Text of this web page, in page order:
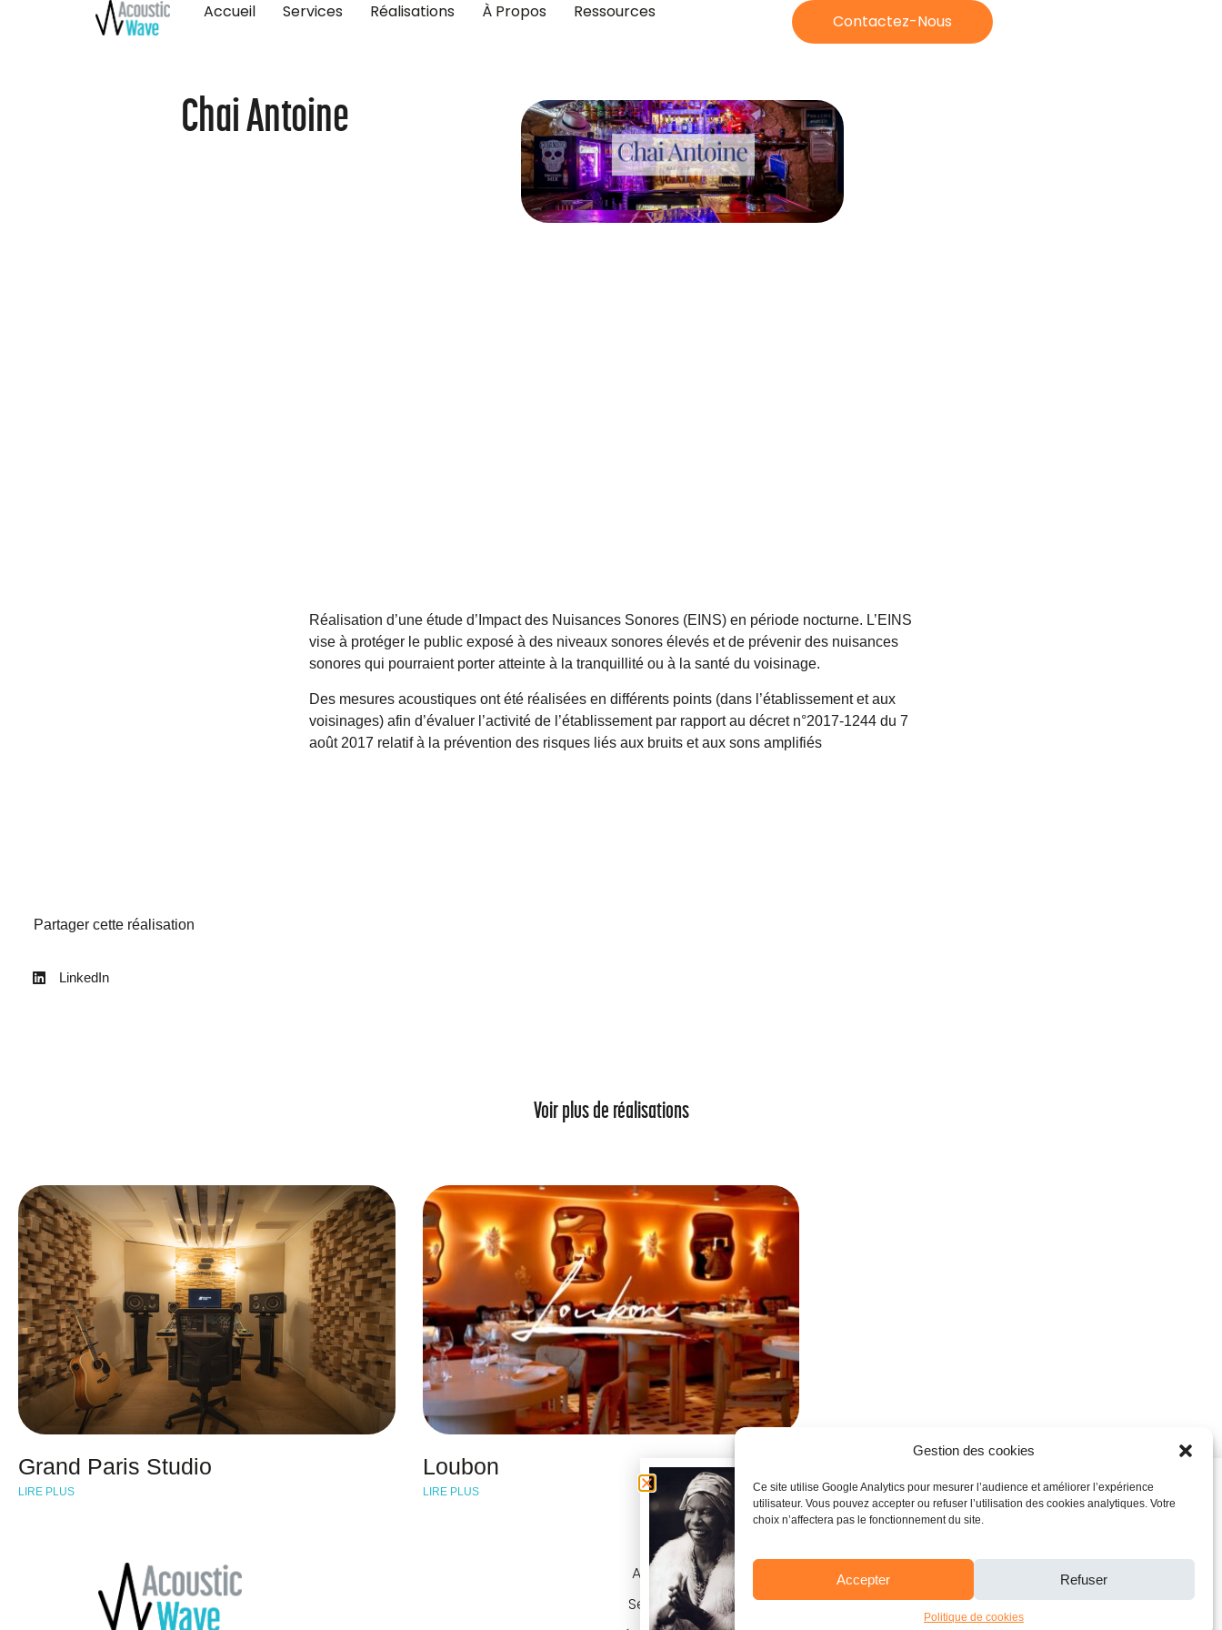
Gestion des cookies
Ce site utilise Google Analytics pour mesurer l’audience et améliorer l’expérience
utilisateur. Vous pouvez accepter ou refuser l’utilisation des cookies analytiques. Votre
choix n’affectera pas le fonctionnement du site.
Accepter Refuser
Politique de cookies
Accueil Services Réalisations À Propos Ressources Contactez-Nous
Chai Antoine
Réalisation d’une étude d’Impact des Nuisances Sonores (EINS) en période nocturne. L’EINS
vise à protéger le public exposé à des niveaux sonores élevés et de prévenir des nuisances
sonores qui pourraient porter atteinte à la tranquillité ou à la santé du voisinage.
Des mesures acoustiques ont été réalisées en différents points (dans l’établissement et aux
voisinages) afin d’évaluer l’activité de l’établissement par rapport au décret n°2017-1244 du 7
août 2017 relatif à la prévention des risques liés aux bruits et aux sons amplifiés
Partager cette réalisation
LinkedIn
Voir plus de réalisations
Grand Paris Studio
LIRE PLUS
Loubon
LIRE PLUS
Accueil
Services
contact@acousticwave.fr
Baltimore
0:00 / 4:42